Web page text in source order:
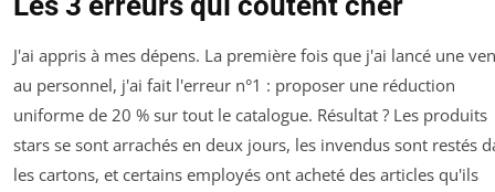
J'ai appris à mes dépens. La première fois que j'ai lancé une
au personnel, j'ai fait l'erreur n°1 : proposer une réduction
uniforme de 20 % sur tout le catalogue. Résultat ? Les produits
stars se sont arrachés en deux jours, les invendus sont restés
les cartons, et certains employés ont acheté des articles qu'ils